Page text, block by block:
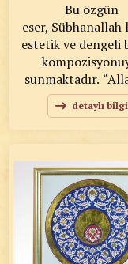
Bu özgün
eser, Sübhanallah
estetik ve dengeli
sunmaktadır.
türlü eksiklikten
anlamına gelen
eder. KOD: 0081
SANATKÂR:
YAVAŞ ÖLÇÜLER:
ESER
Orijinal
detaylı bilgi